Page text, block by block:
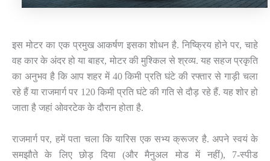
इस मोटर का एक प्रमुख आकर्षण इसका शोधन है.निष्क्रिय होने पर,चाहे
वह कार के अंदर हो या बाहर, मोटर की मुश्किल से श्रव्य. यह सहज प्रकृति
का अनुभव है कि आप शहर में 40किमी प्रति घंटे की रफ्तार से गाड़ी चला
रहे हैं या राजमार्ग पर 120 किमी प्रति घंटे की गति से दौड़ रहे हैं. यह शोर हो
जाता है जहां ओवरटेक के दौरान होता है.
राजमार्ग पर, हमें पता चला कि यारिस एक सभ्य क्रूजर है.अपने स्वयं के
समझौते के लिए छोड़ दिया (और मैनुअल मोड में नहीं), 7-स्पीड